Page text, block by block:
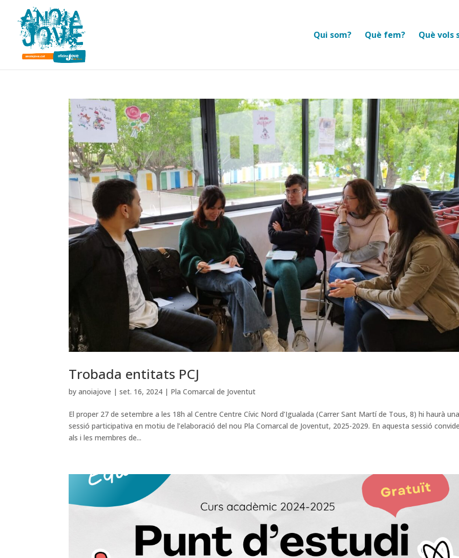
Qui som? Què fem? Què vols
Trobada entitats PCJ
byanoiajove |set. 16, 2024 | Pla Comarcal de Joventut
El proper 27 de setembre a les 18h al Centre Centre Cívic Nord d’Igualada (Carrer Sant Martí de Tous, 8) hi haurà
sessió participativa en motiu de l’elaboració del nou Pla Comarcal de Joventut, 2025-2029. En aquesta sessió
als i les membres de...